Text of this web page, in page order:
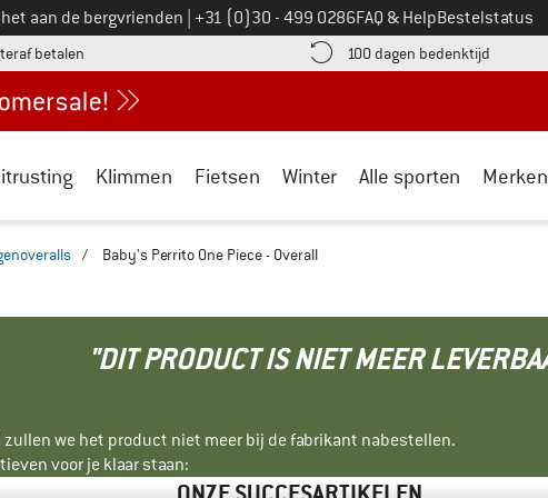
het aan de bergvrienden Bel ons op
+31 (0)30 - 499 0286FAQ & HelpBestelstatus
betalen vind de betalingsinformatie hier! Opent in een infovak
100 dagen bedenktijd Vind
Klimmen Fietsen Winter Alle sporten Merken
/ Baby's Perrito One Piece - Overall
"DIT PRODUCT IS NIET MEER
zullen we het product niet meer bij de fabrikant nabestellen.
voor je klaar staan: